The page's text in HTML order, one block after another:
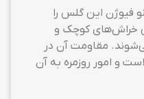
فیوژن این گلس را
خراش‌های کوچک و
مقاومت آن در
و امور روزمره به آن